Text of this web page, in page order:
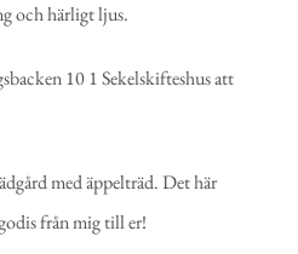
och härligt ljus.
med äppelträd. Det här
från mig till er!